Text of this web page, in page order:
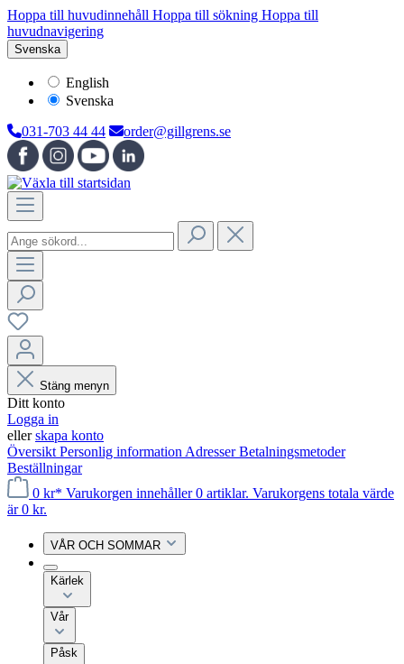
Hoppa till huvudinnehåll Hoppa till sökning Hoppa till
huvudnavigering
Svenska
English
Svenska
031-703 44 44
order@gillgrens.se
Stäng menyn
Ditt konto
Logga in
ellerskapa konto
Översikt Personlig information AdresserBetalningsmetoder
Beställningar
0 kr* Varukorgen innehåller 0 artiklar. Varukorgens totala värde
är 0 kr.
VÅR OCH SOMMAR
Kärlek
Vår
Påsk